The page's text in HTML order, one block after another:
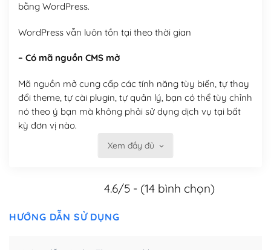
bằng WordPress.
WordPress vẫn luôn tồn tại theo thời gian
– Có mã nguồn CMS mở
Mã nguồn mở cung cấp các tính năng tùy biến, tự thay
đổi theme, tự cài plugin, tự quản lý, bạn có thể tùy chỉnh
nó theo ý bạn mà không phải sử dụng dịch vụ tại bất
kỳ đơn vị nào.
Việc của bạn là đăng ký một tên miền và hosting để
Có thể tùy biến trên website WordPress
– Thân thiện với công cụ tìm kiếm
Xem đầy đủ
4.6/5 - (14 bình chọn)
HƯỚNG DẪN SỬ DỤNG